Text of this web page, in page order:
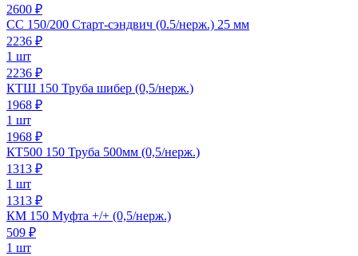
2600 ₽
СС 150/200 Старт-сэндвич (0.5/нерж.) 25 мм
2236 ₽
1 шт
2236 ₽
КТШ 150 Труба шибер (0,5/нерж.)
1968 ₽
1 шт
1968 ₽
КТ500 150 Труба 500мм (0,5/нерж.)
1313 ₽
1 шт
1313 ₽
КМ 150 Муфта +/+ (0,5/нерж.)
509 ₽
1 шт